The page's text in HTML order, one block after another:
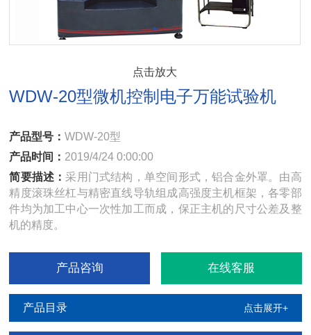
点击放大
WDW-20型微机控制电子万能试验机
产品型号：WDW-20型
产品时间： 2019/4/24 0:00:00
简要描述：采用门式结构，单空间形式，铝合金外罩。由高
精度滚珠丝杠与精密直线导轨组成高强度主机框架，各零部
件均为加工中心一次性加工而成，保正主机的尺寸公差及整
机的精度。
产品咨询 在线客服
产品目录 点击展开+